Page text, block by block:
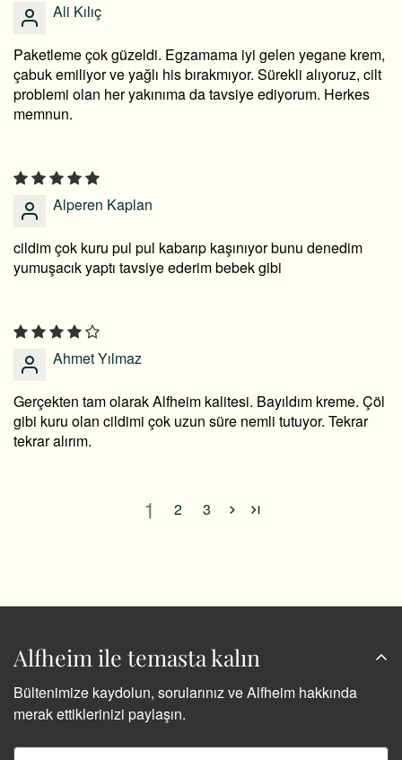
Ali Kılıç
Paketleme çok güzeldi. Egzamama iyi gelen yegane krem,
çabuk emiliyor ve yağlı his bırakmıyor. Sürekli alıyoruz, cilt
problemi olan her yakınıma da tavsiye ediyorum. Herkes
memnun.
Alperen Kaplan
cildim çok kuru pul pul kabarıp kaşınıyor bunu denedim
yumuşacık yaptı tavsiye ederim bebek gibi
Ahmet Yılmaz
Gerçekten tam olarak Alfheim kalitesi. Bayıldım kreme. Çöl
gibi kuru olan cildimi çok uzun süre nemli tutuyor. Tekrar
tekrar alırım.
1 2 3
Alfheim ile temasta kalın
Bültenimize kaydolun, sorularınız ve Alfheim hakkında
merak ettiklerinizi paylaşın.